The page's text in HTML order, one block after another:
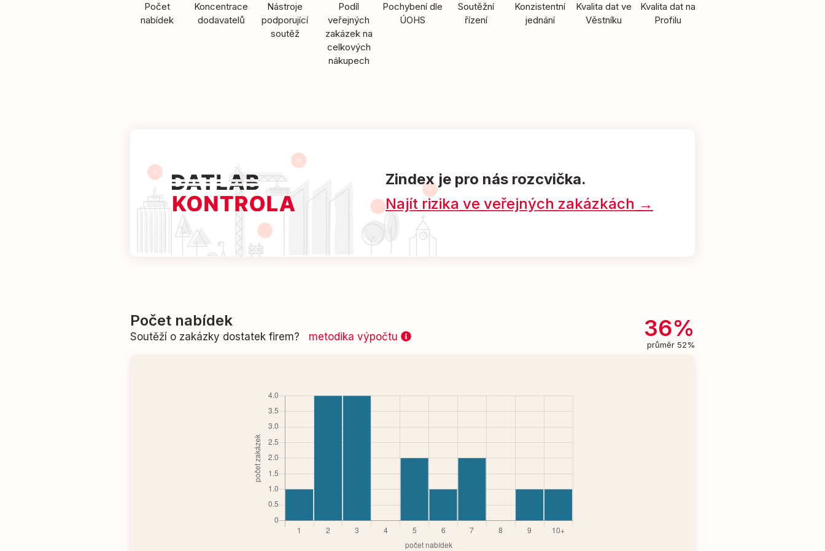
Počet
nabídek
Koncentrace
dodavatelů
Nástroje
podporující
soutěž
Podíl
veřejných
zakázek na
celkových
nákupech
Pochybení dle
ÚOHS
Soutěžní
řízení
Konzistentní
jednání
Kvalita dat ve
Věstníku
Kvalita dat na
Profilu
Zindex je pro nás rozcvička.
Najít rizika ve veřejných zakázkách →
Počet nabídek
Soutěží o zakázky dostatek firem? metodika výpočtu 36%
průměr 52%